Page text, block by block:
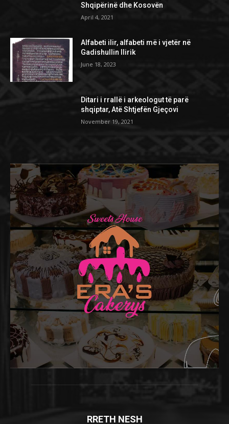
Shqipërinë dhe Kosovën
April 4, 2021
Alfabeti ilir, alfabeti më i vjetër në
Gadishullin Ilirik
June 18, 2023
Ditari i rrallë i arkeologut të parë
shqiptar, Atë Shtjefën Gjeçovi
November 19, 2021
RRETH NESH